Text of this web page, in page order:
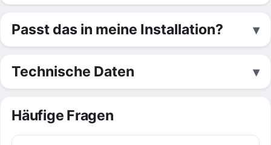
Passt das in meine Installation?
Technische Daten
Häufige Fragen